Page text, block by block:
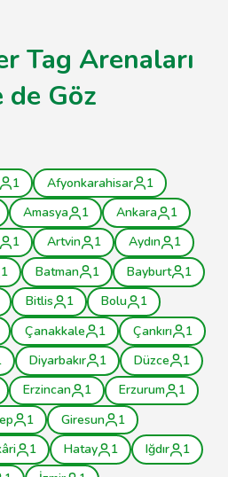
Tag Arenaları
Göz
1 Afyonkarahisar
1
Amasya 1 Ankara
1
1 Artvin 1 Aydın
1
1 Batman 1 Bayburt
1
Bitlis 1 Bolu
1
Çanakkale 1 Çankırı
1
Diyarbakır 1 Düzce
1
Erzincan 1 Erzurum
1
1 Giresun
1
1 Hatay 1 Iğdır
1